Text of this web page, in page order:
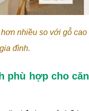
nhiều so với gỗ cao
đình.
phù hợp cho căn